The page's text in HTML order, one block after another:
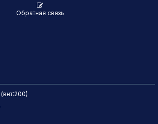
Обратная связь